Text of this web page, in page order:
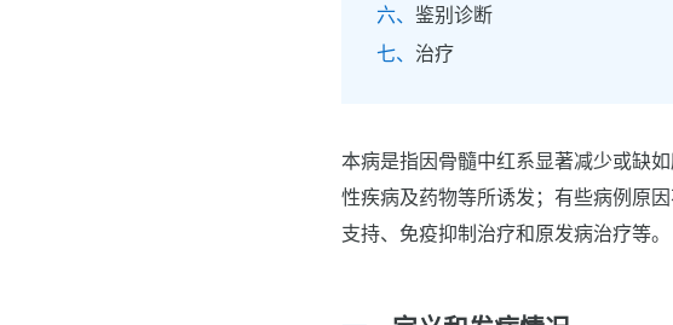
鉴别诊断
治疗
本病是指因骨髓中红系显著减少或缺
性疾病及药物等所诱发；有些病例原
支持、免疫抑制治疗和原发病治疗等。